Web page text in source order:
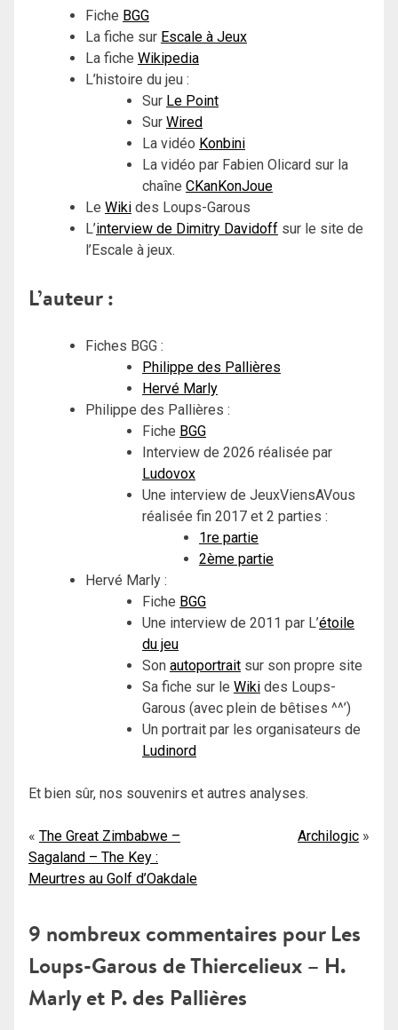
Fiche BGG
La fiche sur Escale à Jeux
La fiche Wikipedia
L’histoire du jeu :
Sur Le Point
Sur Wired
La vidéo Konbini
La vidéo par Fabien Olicard sur la
chaîne CKanKonJoue
Le Wiki des Loups-Garous
L’interview de Dimitry Davidoff sur le site de
l’Escale à jeux.
L’auteur :
Fiches BGG :
Philippe des Pallières
Hervé Marly
Philippe des Pallières :
Fiche BGG
Interview de 2026 réalisée par
Ludovox
Une interview de JeuxViensAVous
réalisée fin 2017 et 2 parties :
1re partie
2ème partie
Hervé Marly :
Fiche BGG
Une interview de 2011 par L’étoile
du jeu
Son autoportrait sur son propre site
Sa fiche sur le Wiki des Loups-
Garous (avec plein de bêtises ^^’)
Un portrait par les organisateurs de
Ludinord
Et bien sûr, nos souvenirs et autres analyses.
Navigation
de
The Great Zimbabwe –
Sagaland – The Key :
Meurtres au Golf d’Oakdale
Archilogic
9 nombreux commentaires pour Les
Loups-Garous de Thiercelieux – H.
Marly et P. des Pallières